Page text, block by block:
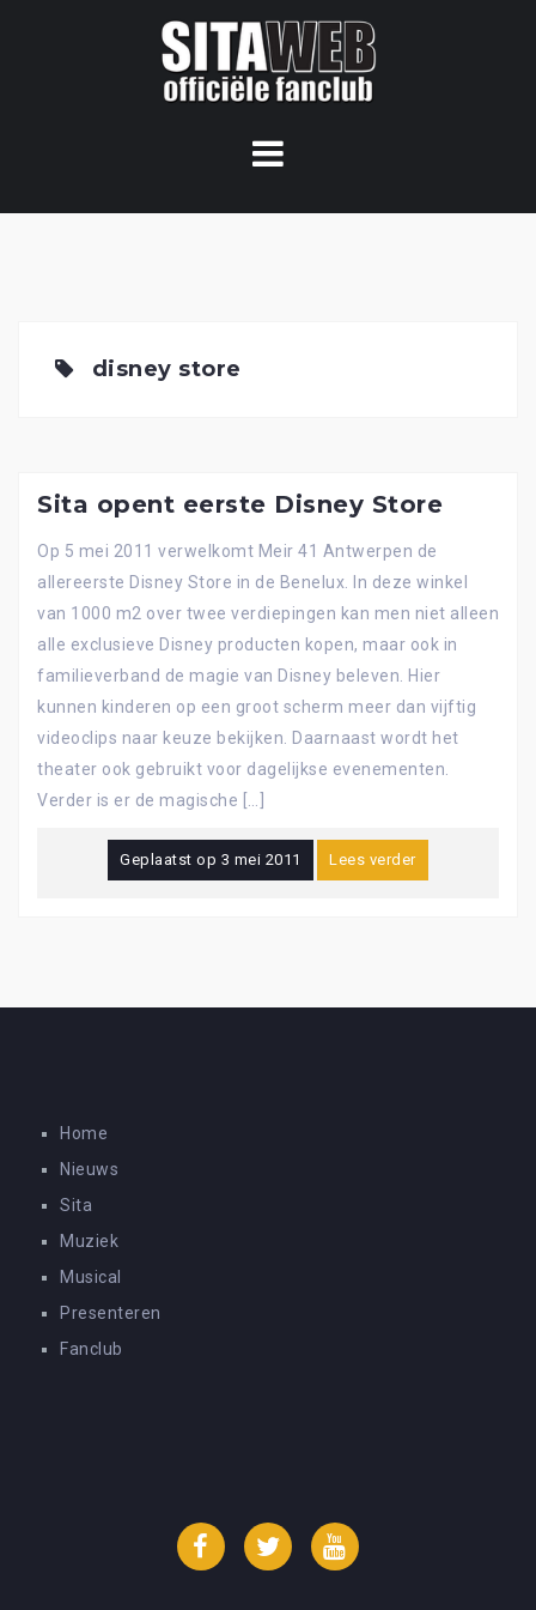
disney store
Sita opent eerste Disney Store
Op 5 mei 2011 verwelkomt Meir 41 Antwerpen de
allereerste Disney Store in de Benelux. In deze winkel
van 1000 m2 over twee verdiepingen kan men niet alleen
alle exclusieve Disney producten kopen, maar ook in
familieverband de magie van Disney beleven. Hier
kunnen kinderen op een groot scherm meer dan vijftig
videoclips naar keuze bekijken. Daarnaast wordt het
theater ook gebruikt voor dagelijkse evenementen.
Verder is er de magische […]
Geplaatst op 3 mei 2011 Lees verder
Home
Nieuws
Sita
Muziek
Musical
Presenteren
Fanclub
FacebookTwitter YouTube